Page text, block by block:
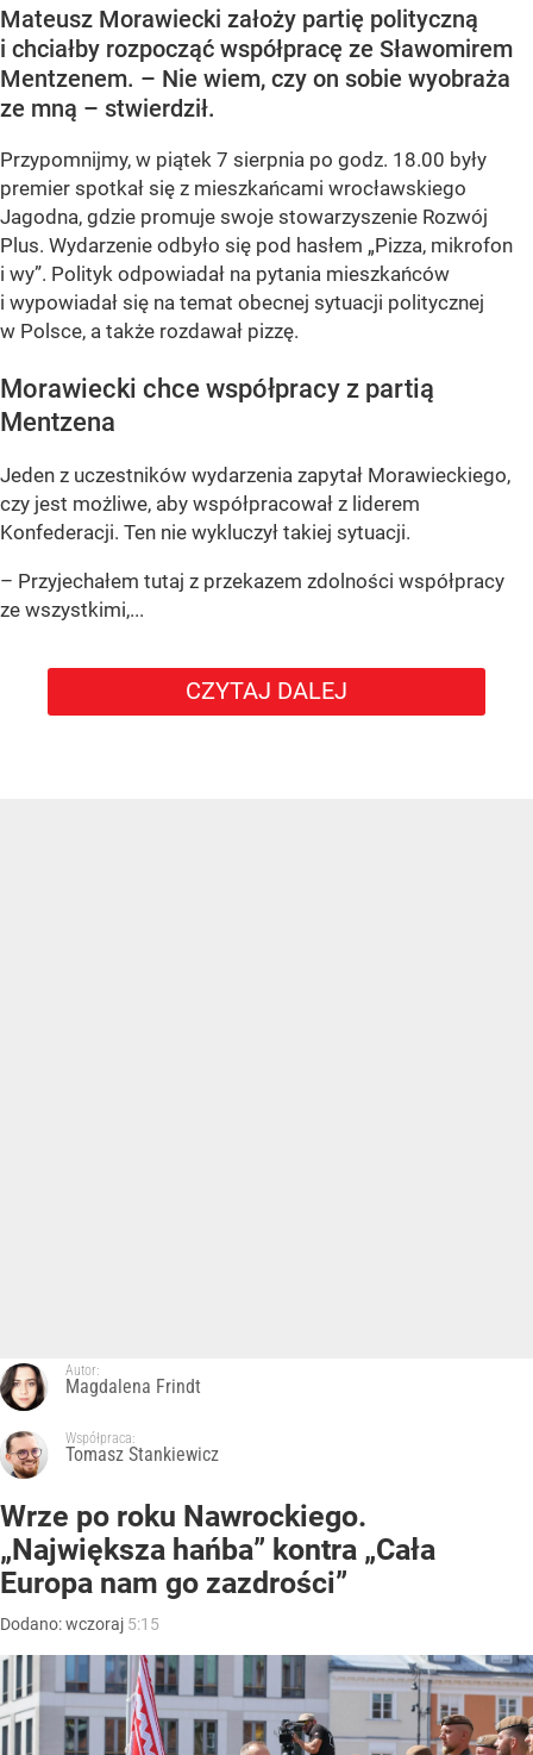
Mateusz Morawiecki założy partię polityczną
i chciałby rozpocząć współpracę ze Sławomirem
Mentzenem. – Nie wiem, czy on sobie wyobraża
ze mną – stwierdził.
Przypomnijmy, w piątek 7 sierpnia po godz. 18.00 były
premier spotkał się z mieszkańcami wrocławskiego
Jagodna, gdzie promuje swoje stowarzyszenie Rozwój
Plus. Wydarzenie odbyło się pod hasłem „Pizza, mikrofon
i wy”. Polityk odpowiadał na pytania mieszkańców
i wypowiadał się na temat obecnej sytuacji politycznej
w Polsce, a także rozdawał pizzę.
Morawiecki chce współpracy z partią
Mentzena
Jeden z uczestników wydarzenia zapytał Morawieckiego,
czy jest możliwe, aby współpracował z liderem
Konfederacji. Ten nie wykluczył takiej sytuacji.
– Przyjechałem tutaj z przekazem zdolności współpracy
ze wszystkimi,...
CZYTAJ DALEJ
Autor:
Magdalena Frindt
Współpraca:
Tomasz Stankiewicz
Wrze po roku Nawrockiego.
„Największa hańba” kontra „Cała
Europa nam go zazdrości”
Dodano:wczoraj 5:15